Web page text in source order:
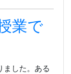
業で
した。ある